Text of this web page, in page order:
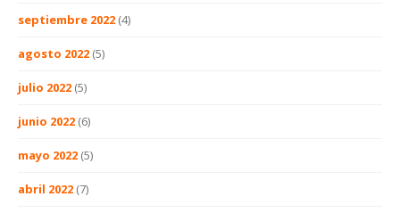
septiembre 2022 (4)
agosto 2022 (5)
julio 2022 (5)
junio 2022 (6)
mayo 2022 (5)
abril 2022 (7)